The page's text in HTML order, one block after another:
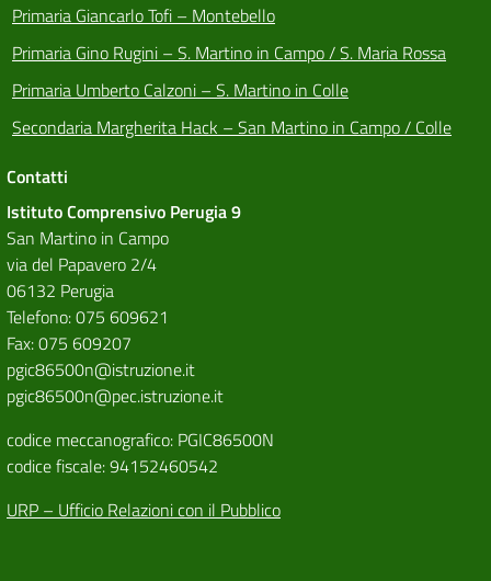
Primaria Giancarlo Tofi – Montebello
Primaria Gino Rugini – S. Martino in Campo / S. Maria Rossa
Primaria Umberto Calzoni – S. Martino in Colle
Secondaria Margherita Hack – San Martino in Campo / Colle
Contatti
Istituto Comprensivo Perugia 9
San Martino in Campo
via del Papavero 2/4
06132 Perugia
Telefono: 075 609621
Fax: 075 609207
pgic86500n@istruzione.it
pgic86500n@pec.istruzione.it
codice meccanografico: PGIC86500N
codice fiscale: 94152460542
URP – Ufficio Relazioni con il Pubblico